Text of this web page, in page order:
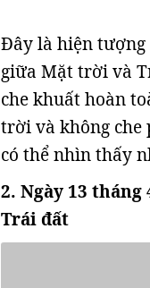
Đây là hiện
giữa Mặt trời và
che khuất hoàn
trời và không che
có thể nhìn thấy
2. Ngày 13
Trái đất